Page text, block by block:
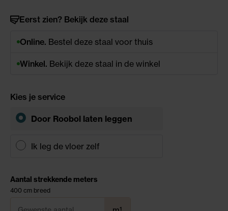
Eerst zien? Bekijk deze staal
Online. Bestel deze staal voor thuis
Winkel. Bekijk deze staal in de winkel
Kies je service
Door Roobol laten leggen
Ik leg de vloer zelf
Aantal strekkende meters
400 cm breed